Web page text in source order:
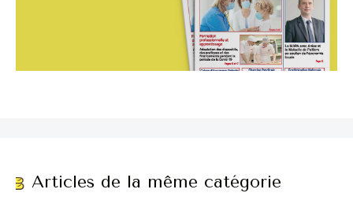
Articles de la même catégorie